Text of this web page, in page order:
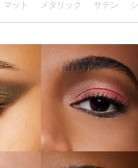
マット メタリック サテン